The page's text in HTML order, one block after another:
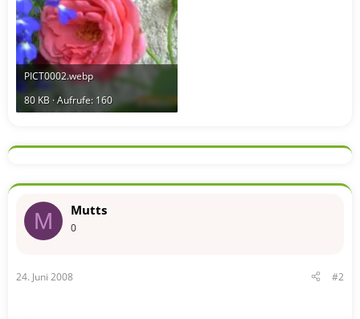
PICT0002.webp
80 KB · Aufrufe: 160
M Mutts
0
24. Juni 2008 #2